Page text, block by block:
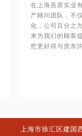
在上海吾原实业
产顾问团队，不
化，公司百分之
来为我们的顾客
您更好得与房东
上海市徐汇区建